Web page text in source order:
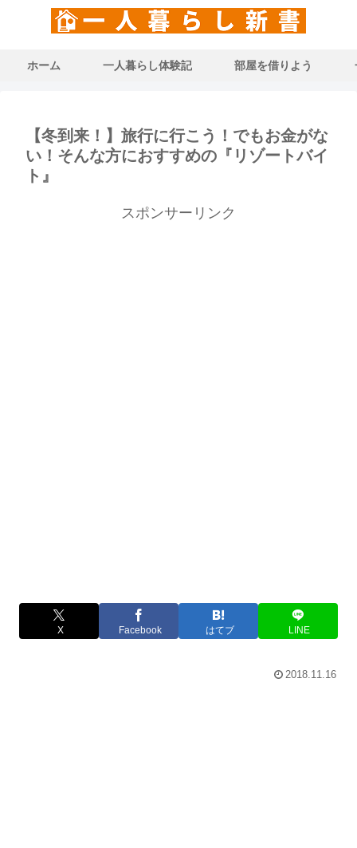
ホーム 一人暮らし体験記 部屋を借りよう
【冬到来！】旅行に行こう！でもお金がな
い！そんな方におすすめの『リゾートバイ
ト』
スポンサーリンク
X Facebook はてブ LINE
2018.11.16